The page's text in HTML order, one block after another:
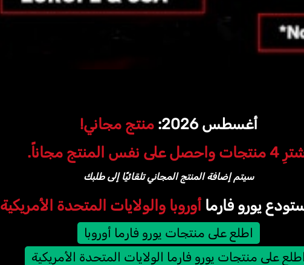
أغسطس 2026:
منتج مجاني!
واحصل على نفس المنتج مجاناً.
سيتم إضافة المنتج المجاني تلقائيًا إلى طلبك
يورو فارماأوروبا والولايات المتحدة الأمريكية
اطلع على منتجات يورو فارما أوروبا
اطلع على منتجات يورو فارما الولايات المتحدة الأمريكية